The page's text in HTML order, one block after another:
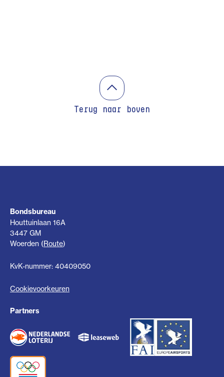
Terug naar boven
Bondsbureau
Houttuinlaan 16A
3447 GM
Woerden (Route)
KvK-nummer: 40409050
Cookievoorkeuren
Partners